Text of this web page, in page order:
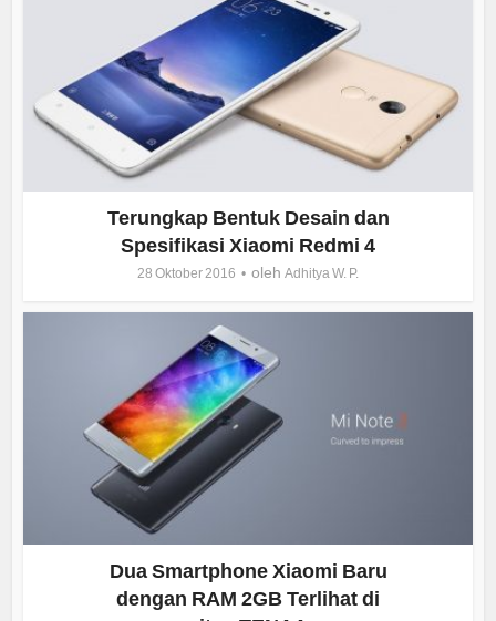
Terungkap Bentuk Desain dan
Spesifikasi Xiaomi Redmi 4
28 Oktober 2016 oleh Adhitya W. P.
Dua Smartphone Xiaomi Baru
dengan RAM 2GB Terlihat di